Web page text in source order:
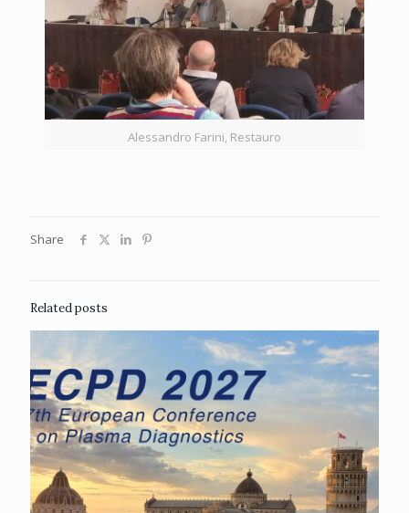
Alessandro Farini, Restauro
Share
Related posts